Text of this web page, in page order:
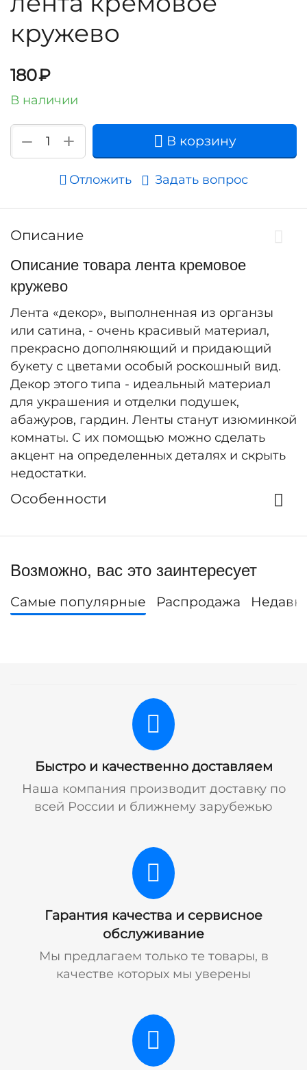
кружево
180₽
В наличии
+
− В корзину
Отложить Задать вопрос
Описание
Описание товара лента кремовое
кружево
Лента «декор», выполненная из органзы
или сатина, - очень красивый материал,
прекрасно дополняющий и придающий
букету с цветами особый роскошный вид.
Декор этого типа - идеальный материал
для украшения и отделки подушек,
абажуров, гардин. Ленты станут изюминкой
комнаты. С их помощью можно сделать
акцент на определенных деталях и скрыть
недостатки.
Особенности
Возможно, вас это заинтересует
Самые популярные Распродажа
Быстро и качественно доставляем
Наша компания производит доставку по
всей России и ближнему зарубежью
Гарантия качества и сервисное
обслуживание
Мы предлагаем только те товары, в
качестве которых мы уверены